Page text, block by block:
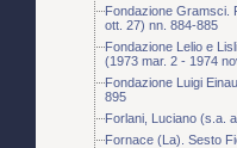
Fondazione Gramsci.
ott. 27) nn. 884-885
Fondazione Lelio e
(1973 mar. 2 - 1974
Fondazione Luigi
895
Forlani, Luciano (s.a.
Fornace (La). Sesto